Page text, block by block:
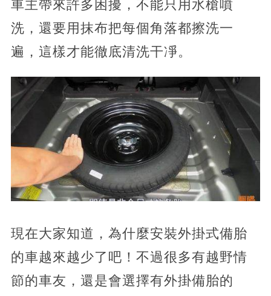
車主帶來許多困擾，不能只用水槍噴
洗，還要用抹布把每個角落都擦洗一
遍，這樣才能徹底清洗干凈。
現在大家知道，為什麼安裝外掛式備胎
的車越來越少了吧！不過很多有越野情
節的車友，還是會選擇有外掛備胎的